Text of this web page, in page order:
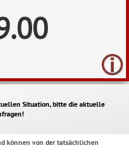
Situation, bitte die aktuelle
können von der tatsächlichen